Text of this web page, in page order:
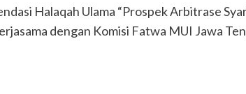
Halaqah Ulama “Prospek Arbitrase
dengan Komisi Fatwa MUI Jawa